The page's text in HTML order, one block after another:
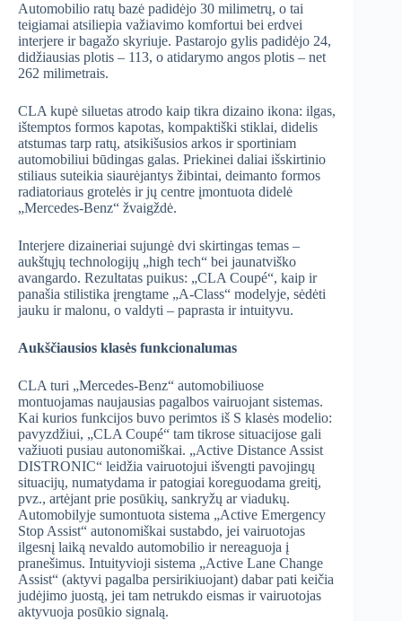
Automobilio ratų bazė padidėjo 30 milimetrų, o tai
teigiamai atsiliepia važiavimo komfortui bei erdvei
interjere ir bagažo skyriuje. Pastarojo gylis padidėjo 24,
didžiausias plotis – 113, o atidarymo angos plotis – net
262 milimetrais.
CLA kupė siluetas atrodo kaip tikra dizaino ikona: ilgas,
ištemptos formos kapotas, kompaktiški stiklai, didelis
atstumas tarp ratų, atsikišusios arkos ir sportiniam
automobiliui būdingas galas. Priekinei daliai išskirtinio
stiliaus suteikia siaurėjantys žibintai, deimanto formos
radiatoriaus grotelės ir jų centre įmontuota didelė
„Mercedes-Benz“ žvaigždė.
Interjere dizaineriai sujungė dvi skirtingas temas –
aukštųjų technologijų „high tech“ bei jaunatviško
avangardo. Rezultatas puikus: „CLA Coupé“, kaip ir
panašia stilistika įrengtame „A-Class“ modelyje, sėdėti
jauku ir malonu, o valdyti – paprasta ir intuityvu.
Aukščiausios klasės funkcionalumas
CLA turi „Mercedes-Benz“ automobiliuose
montuojamas naujausias pagalbos vairuojant sistemas.
Kai kurios funkcijos buvo perimtos iš S klasės modelio:
pavyzdžiui, „CLA Coupé“ tam tikrose situacijose gali
važiuoti pusiau autonomiškai. „Active Distance Assist
DISTRONIC“ leidžia vairuotojui išvengti pavojingų
situacijų, numatydama ir patogiai koreguodama greitį,
pvz., artėjant prie posūkių, sankryžų ar viadukų.
Automobilyje sumontuota sistema „Active Emergency
Stop Assist“ autonomiškai sustabdo, jei vairuotojas
ilgesnį laiką nevaldo automobilio ir nereaguoja į
pranešimus. Intuityvioji sistema „Active Lane Change
Assist“ (aktyvi pagalba persirikiuojant) dabar pati keičia
judėjimo juostą, jei tam netrukdo eismas ir vairuotojas
aktyvuoja posūkio signalą.